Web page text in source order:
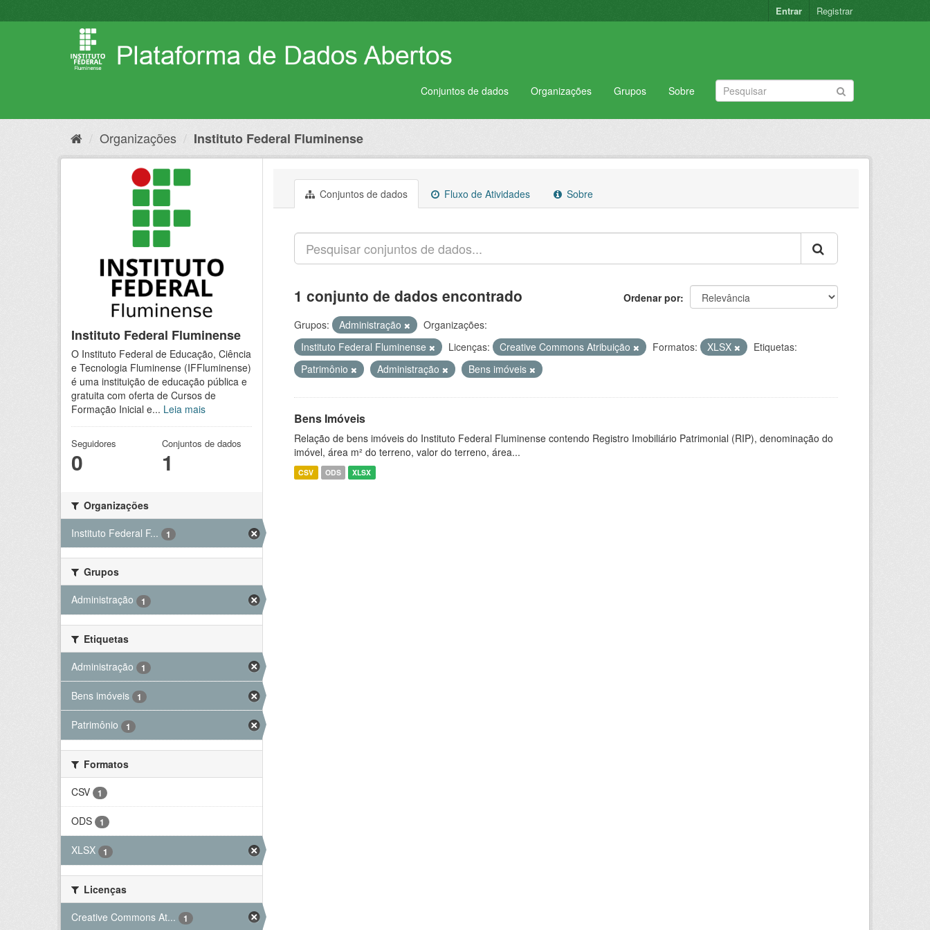
para
Entrar Registrar
Conjuntos de dados Organizações Grupos Sobre
Organizações Instituto Federal Fluminense
Instituto Federal Fluminense
O Instituto Federal de Educação, Ciência
e Tecnologia Fluminense (IFFluminense)
é uma instituição de educação pública e
gratuita com oferta de Cursos de
Formação Inicial e... Leia mais
Seguidores
0
Conjuntos de dados
1
Organizações
Instituto Federal F...
1
Grupos
Administração
1
Etiquetas
Administração
1
Bens imóveis 1
Patrimônio 1
Formatos
CSV
1
ODS 1
XLSX 1
Licenças
Creative Commons At...
1
Conjuntos de dados Fluxo de Atividades Sobre
Ordenar por
1 conjunto de dados encontrado
Grupos: Administração
Organizações:
Instituto Federal Fluminense
Licenças: Creative Commons Atribuição Formatos: XLSX
Etiquetas:
Patrimônio
Administração Bens imóveis
Bens Imóveis
Relação de bens imóveis do Instituto Federal Fluminense contendo Registro Imobiliário Patrimonial (RIP), denominação do
imóvel, área m² do terreno, valor do terreno, área...
CSV ODS XLSX